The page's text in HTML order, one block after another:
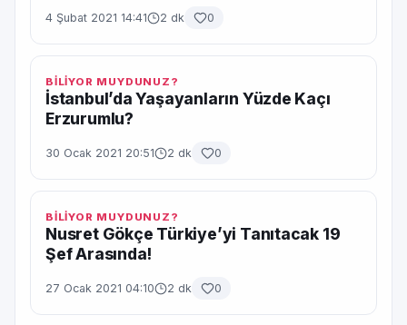
4 Şubat 2021 14:41 2 dk 0
BİLİYOR MUYDUNUZ?
İstanbul’da Yaşayanların Yüzde Kaçı
Erzurumlu?
30 Ocak 2021 20:51 2 dk 0
BİLİYOR MUYDUNUZ?
Nusret Gökçe Türkiye’yi Tanıtacak 19
Şef Arasında!
27 Ocak 2021 04:10 2 dk 0